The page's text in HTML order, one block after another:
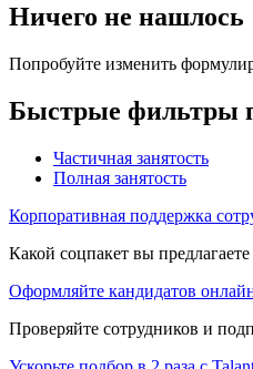
Ничего не нашлось
Попробуйте изменить
Быстрые фильтры
Частичная занятость
Полная занятость
Корпоративная поддержка
Какой соцпакет вы
Оформляйте кандидатов
Проверяйте сотрудников и